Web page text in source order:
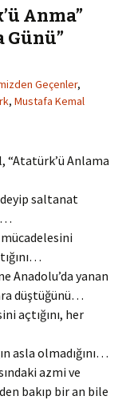
Anma”
Günü”
Geçenler,
, Mustafa Kemal
“Atatürk’ü Anlama
saltanat
mücadelesini
Anadolu’da yanan
düştüğünü…
açtığını, her
asla olmadığını…
azmi ve
bakıp bir an bile